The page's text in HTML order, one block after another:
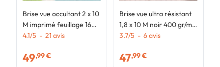
Brise vue occultant 2 x 10
M imprimé feuillage 160
gr/m²
4.1/5 - 21 avis
49,99 €
Brise vue ultra résistant
1,8 x 10 M noir 400 gr/m²
haut de gamme
3.7/5 - 6avis
47,99 €